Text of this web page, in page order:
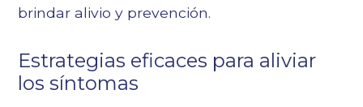
brindar alivio y prevención.
Estrategias eficaces para aliviar
los síntomas